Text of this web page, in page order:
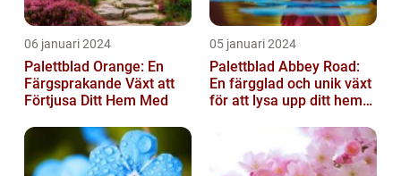
06 januari 2024
Palettblad Orange: En
Färgsprakande Växt att
Förtjusa Ditt Hem Med
05 januari 2024
Palettblad Abbey Road:
En färgglad och unik växt
för att lysa upp ditt hem